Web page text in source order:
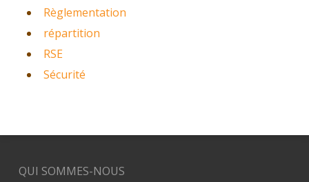
Règlementation
répartition
RSE
Sécurité
QUI SOMMES-NOUS